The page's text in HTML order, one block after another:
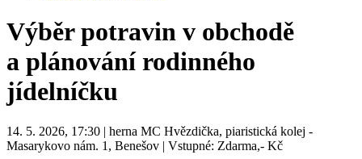
Výběr potravin v obchodě
a plánování rodinného
jídelníčku
14. 5. 2026, 17:30 | herna MC Hvězdička, piaristická kolej -
Masarykovo nám. 1, Benešov | Vstupné: Zdarma,- Kč